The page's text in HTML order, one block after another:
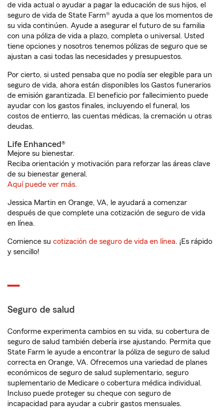
de vida actual o ayudar a pagar la educación de sus hijos, el
seguro de vida de State Farm® ayuda a que los momentos de
su vida continúen. Ayude a asegurar el futuro de su familia
con una póliza de vida a plazo, completa o universal. Usted
tiene opciones y nosotros tenemos pólizas de seguro que se
ajustan a casi todas las necesidades y presupuestos.
Por cierto, si usted pensaba que no podía ser elegible para un
seguro de vida, ahora están disponibles los Gastos funerarios
de emisión garantizada. El beneficio por fallecimiento puede
ayudar con los gastos finales, incluyendo el funeral, los
costos de entierro, las cuentas médicas, la cremación u otras
deudas.
Life Enhanced®
Mejore su bienestar.
Reciba orientación y motivación para reforzar las áreas clave
de su bienestar general.
Aquí puede ver más.
Jessica Martin en Orange, VA, le ayudará a comenzar
después de que complete una cotización de seguro de vida
en línea.
Comience su cotización de seguro de vida en línea. ¡Es rápido
y sencillo!
Seguro de salud
Conforme experimenta cambios en su vida, su cobertura de
seguro de salud también debería irse ajustando. Permita que
State Farm le ayude a encontrar la póliza de seguro de salud
correcta en Orange, VA. Ofrecemos una variedad de planes
económicos de seguro de salud suplementario, seguro
suplementario de Medicare o cobertura médica individual.
Incluso puede proteger su cheque con seguro de
incapacidad para ayudar a cubrir gastos mensuales.